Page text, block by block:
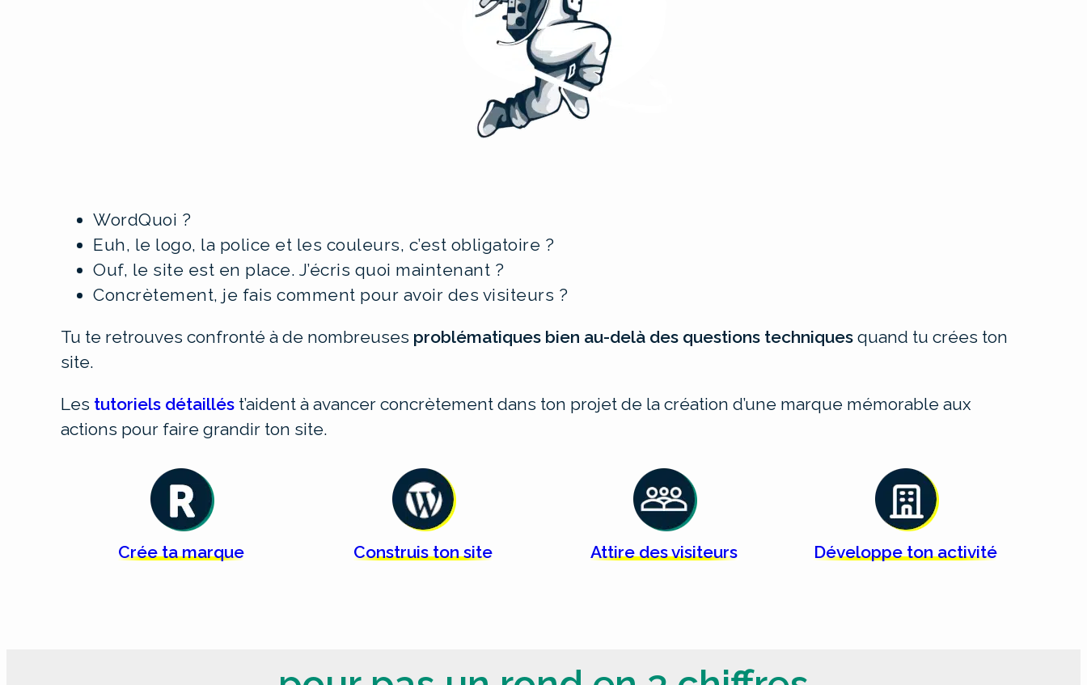
WordQuoi ?
Euh, le logo, la police et les couleurs, c’est obligatoire ?
Ouf, le site est en place. J’écris quoi maintenant ?
Concrètement, je fais comment pour avoir des visiteurs ?
Tu te retrouves confronté à de nombreuses problématiques bien au-delà des questions techniques quand tu crées ton
site.
Les tutoriels détaillés t’aident à avancer concrètement dans ton projet de la création d’une marque mémorable aux
actions pour faire grandir ton site.
Crée tamarque Construis tonsite Attire desvisiteurs Développe tonactivité